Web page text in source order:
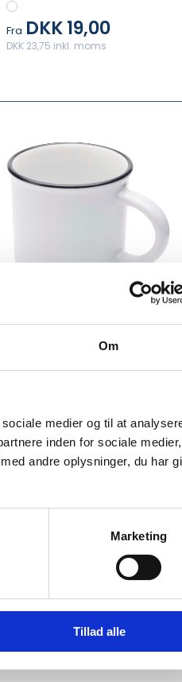
Om
medier og til at
inden for sociale medier,
andre oplysninger, du har
Marketing
Tillad alle
Fra DKK 19,00
DKK 23,75 inkl. moms
sublimationkrus
DKK 26,25 inkl. moms